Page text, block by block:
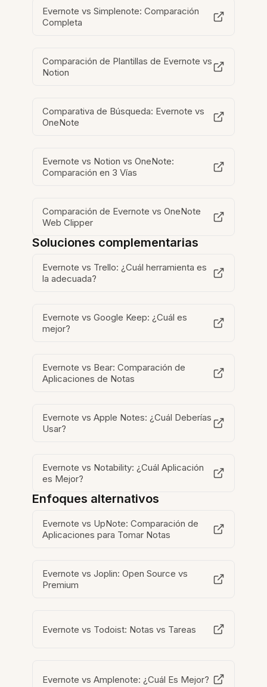
Evernote vs Simplenote: Comparación
Completa
Comparación de Plantillas de Evernote vs
Notion
Comparativa de Búsqueda: Evernote vs
OneNote
Evernote vs Notion vs OneNote:
Comparación en 3 Vías
Comparación de Evernote vs OneNote
Web Clipper
Soluciones complementarias
Evernote vs Trello: ¿Cuál herramienta es
la adecuada?
Evernote vs Google Keep: ¿Cuál es
mejor?
Evernote vs Bear: Comparación de
Aplicaciones de Notas
Evernote vs Apple Notes: ¿Cuál Deberías
Usar?
Evernote vs Notability: ¿Cuál Aplicación
es Mejor?
Enfoques alternativos
Evernote vs UpNote: Comparación de
Aplicaciones para Tomar Notas
Evernote vs Joplin: Open Source vs
Premium
Evernote vs Todoist: Notas vs Tareas
Evernote vs Amplenote: ¿Cuál Es Mejor?